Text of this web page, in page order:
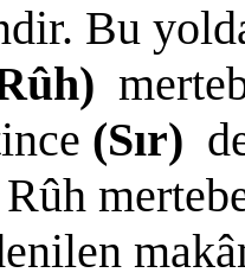
Bu
(Sır)